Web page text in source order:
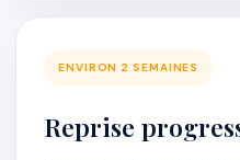
ENVIRON 2 SEMAINES
Reprise